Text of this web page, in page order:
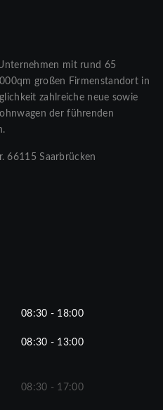
mit rund 65
großen Firmenstandort in
zahlreiche neue sowie
der führenden
66115 Saarbrücken
08:30 - 18:00
08:30 - 13:00
08:30 - 17:00